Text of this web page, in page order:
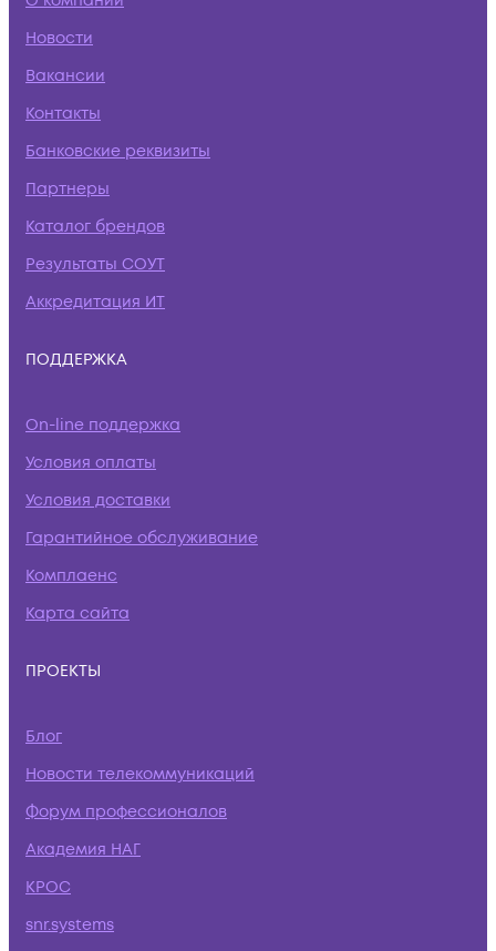
Новости
Вакансии
Контакты
Банковские реквизиты
Партнеры
Каталог брендов
Результаты СОУТ
Аккредитация ИТ
ПОДДЕРЖКА
On-line поддержка
Условия оплаты
Условия доставки
Гарантийное обслуживание
Комплаенс
Карта сайта
ПРОЕКТЫ
Блог
Новости телекоммуникаций
Форум профессионалов
Академия НАГ
КРОС
snr.systems